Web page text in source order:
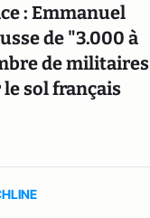
: Emmanuel
de "3.000 à
de militaires
sol français